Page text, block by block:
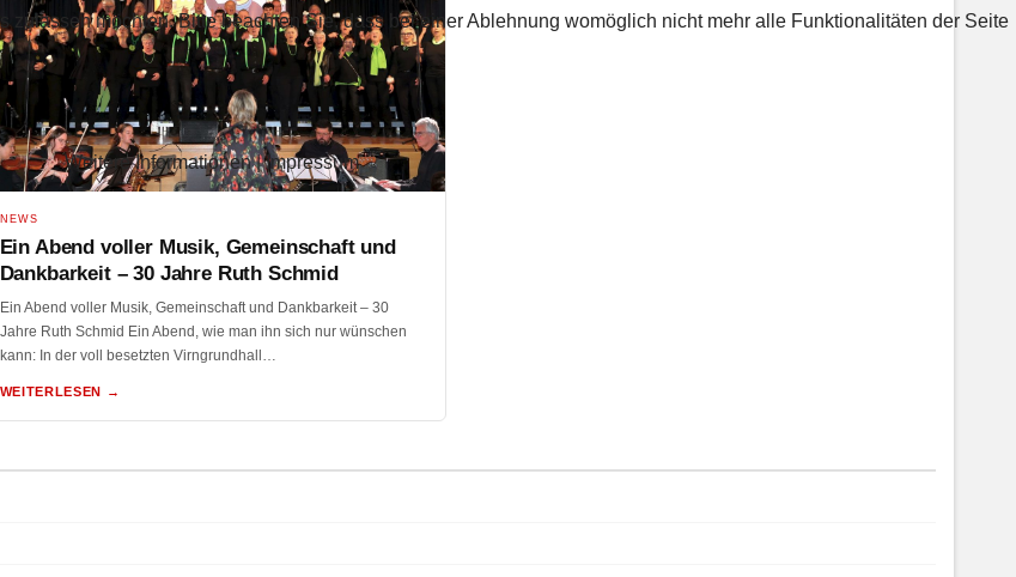
NEWS
Ein Abend voller Musik, Gemeinschaft und
Dankbarkeit – 30 Jahre Ruth Schmid
Ein Abend voller Musik, Gemeinschaft und Dankbarkeit – 30
Jahre Ruth Schmid Ein Abend, wie man ihn sich nur wünschen
kann: In der voll besetzten Virngrundhall…
WEITERLESEN →
möchten. Bitte beachten Sie, dass bei einer Ablehnung womöglich nicht mehr alle Funktionalitäten der Seite
Weitere Informationen|Impressum